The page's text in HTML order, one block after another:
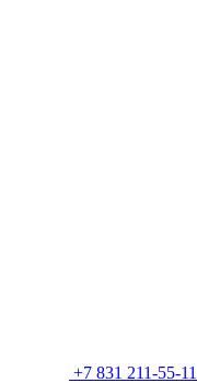
+7 831 211-55-11